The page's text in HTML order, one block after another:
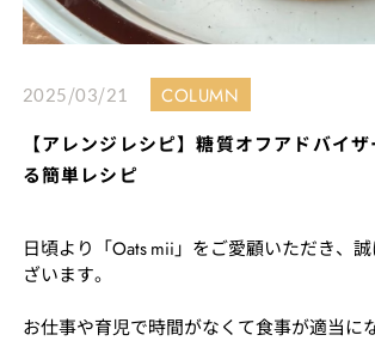
2025/03/21 COLUMN
【アレンジレシピ】糖質オフアドバイ
る簡単レシピ
日頃より「Oats mii」をご愛顧いただき、
ざいます。
お仕事や育児で時間がなくて食事が適当に